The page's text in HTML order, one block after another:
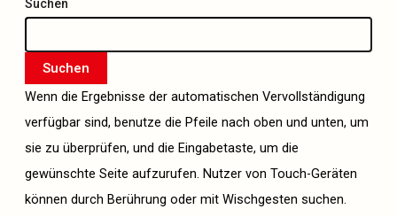
Suchen
Suchen
Wenn die Ergebnisse der automatischen Vervollständigung
verfügbar sind, benutze die Pfeile nach oben und unten, um
sie zu überprüfen, und die Eingabetaste, um die
gewünschte Seite aufzurufen. Nutzer von Touch-Geräten
können durch Berührung oder mit Wischgesten suchen.